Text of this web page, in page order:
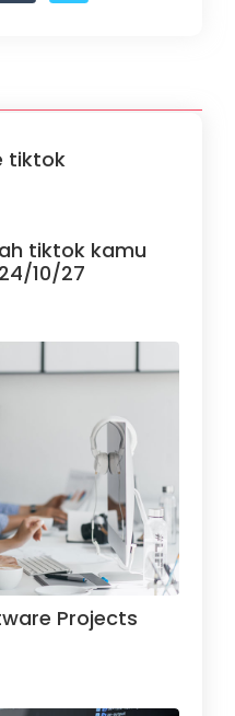
tiktok
tiktok kamu
10/27
Projects